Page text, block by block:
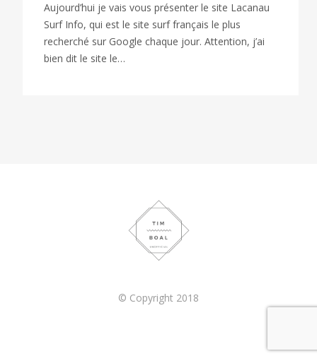
Aujourd’hui je vais vous présenter le site Lacanau
Surf Info, qui est le site surf français le plus
recherché sur Google chaque jour. Attention, j’ai
bien dit le site le…
© Copyright 2018